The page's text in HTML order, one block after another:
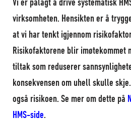
Vi er pålagt å drive systematisk
virksomheten. Hensikten er å
at vi har tenkt igjennom
Risikofaktorene blir imøtekommet
tiltak som reduserer
konsekvensen om uhell skulle
også risikoen. Se mer om dette på
HMS-side.